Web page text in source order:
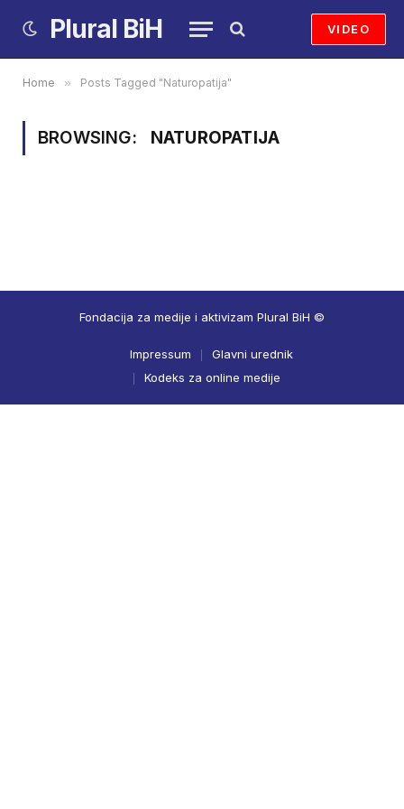
Plural BiH VIDEO
Home » Posts Tagged "Naturopatija"
BROWSING: NATUROPATIJA
Fondacija za medije i aktivizam Plural BiH ©
Impressum
Glavni urednik
Kodeks za online medije